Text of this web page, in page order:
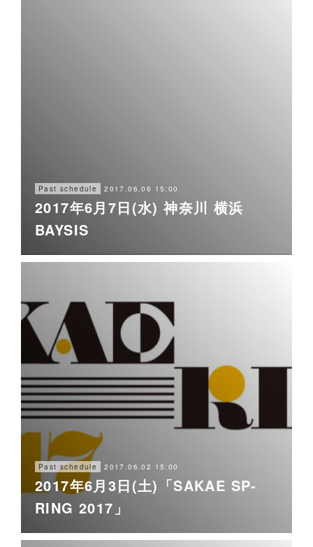
Past schedule 2017.06.06 15:00
2017年6月7日(水) 神奈川 横浜
BAYSIS
Past schedule 2017.06.02 15:00
2017年6月3日(土)「SAKAE SP-
RING 2017」